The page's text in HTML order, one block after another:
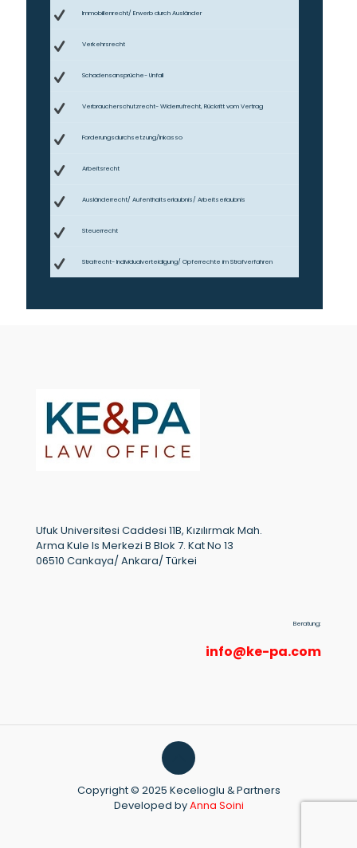
Immobilienrecht/ Erwerb durch Ausländer
Verkehrsrecht
Schadensansprüche- Unfall
Verbraucherschutzrecht- Widerrufrecht, Rückritt vom Vertrag
Forderungsdurchsetzung/Inkasso
Arbeitsrecht
Ausländerrecht/ Aufenthaltserlaubnis/ Arbeitserlaubnis
Steuerrecht
Strafrecht- Individualverteidigung/ Opferrechte im Strafverfahren
Ufuk Universitesi Caddesi 11B, Kızılırmak Mah.
Arma Kule Is Merkezi B Blok 7. Kat No 13
06510 Cankaya/ Ankara/ Türkei
Beratung:
info@ke-pa.com
Copyright © 2025 Kecelioglu &Partners
Developed byAnna Soini